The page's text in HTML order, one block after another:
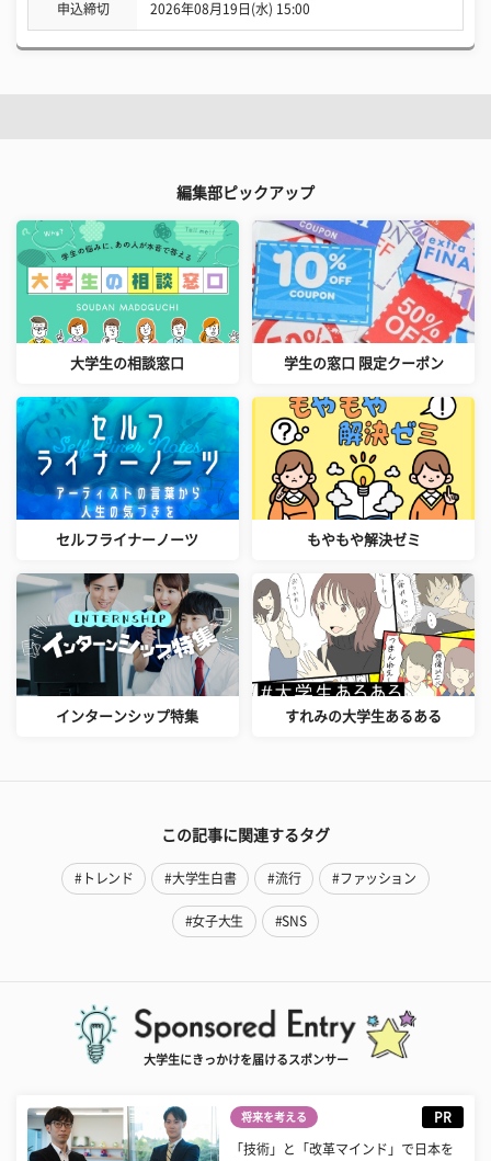
申込締切 2026年08月19日(水) 15:00
編集部ピックアップ
大学生の相談窓口 学生の窓口 限定クーポン
セルフライナーノーツ もやもや解決ゼミ
インターンシップ特集 すれみの大学生あるある
この記事に関連するタグ
#トレンド #大学生白書 #流行 #ファッション
#女子大生 #SNS
大学生にきっかけを届けるスポンサー
将来を考える PR
「技術」と「改革マインド」で日本を